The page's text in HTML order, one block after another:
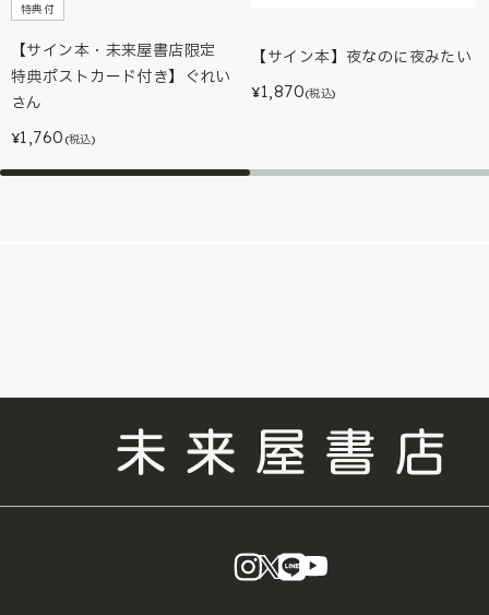
特典付
【サイン本・未来屋書店限定
特典ポストカード付き】ぐれい
さん
¥1,760 (税込)
【サイン本】夜なのに夜みたい
¥1,870(税込)
instagram
X LINE